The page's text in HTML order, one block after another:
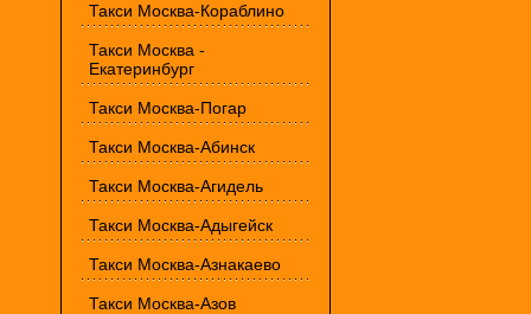
Такси Москва-Кораблино
Такси Москва -
Екатеринбург
Такси Москва-Погар
Такси Москва-Абинск
Такси Москва-Агидель
Такси Москва-Адыгейск
Такси Москва-Азнакаево
Такси Москва-Азов